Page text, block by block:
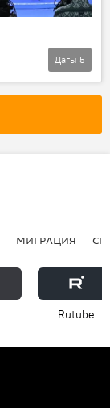
Дагы 5
МИГРАЦИЯ
Rutube